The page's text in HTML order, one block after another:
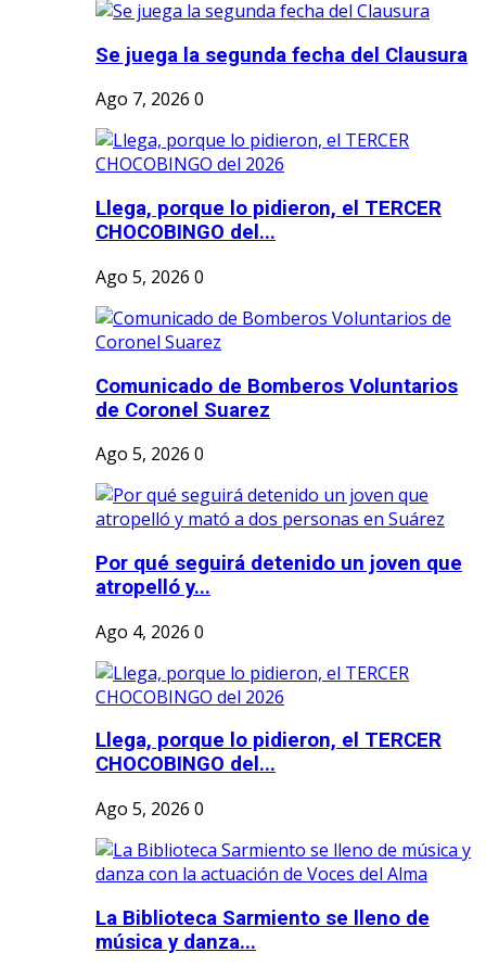
Se juega la segunda fecha del Clausura
Ago 7, 2026 0
Llega, porque lo pidieron, el TERCER
CHOCOBINGO del...
Ago 5, 2026 0
Comunicado de Bomberos Voluntarios
de Coronel Suarez
Ago 5, 2026 0
Por qué seguirá detenido un joven que
atropelló y...
Ago 4, 2026 0
Llega, porque lo pidieron, el TERCER
CHOCOBINGO del...
Ago 5, 2026 0
La Biblioteca Sarmiento se lleno de
música y danza...